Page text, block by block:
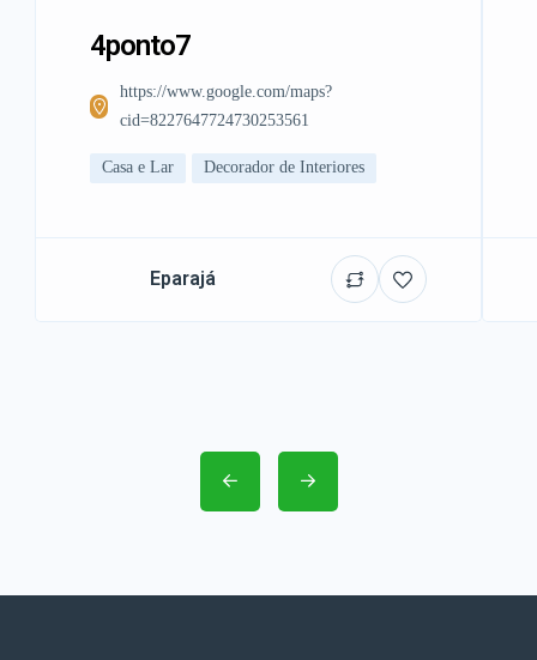
4ponto7
https://www.google.com/maps?
cid=8227647724730253561
Casa e Lar Decorador de Interiores
Eparajá